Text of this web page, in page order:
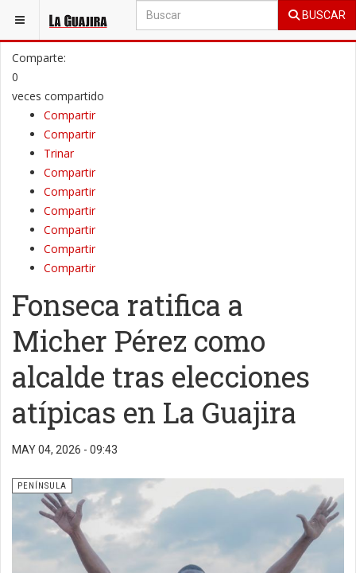
BUSCAR
ESTÁ AQUÍ: LA GUAJIRA PENÍNSULA
Comparte:
0
veces compartido
Compartir
Compartir
Trinar
Compartir
Compartir
Compartir
Compartir
Compartir
Compartir
Fonseca ratifica a
Micher Pérez como
alcalde tras elecciones
atípicas en La Guajira
MAY 04, 2026 - 09:43
PENÍNSULA